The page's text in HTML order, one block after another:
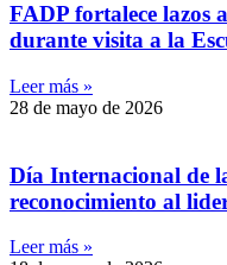
FADP fortalece lazos
durante visita a la
Leer más »
28 de mayo de 2026
Día Internacional de
reconocimiento al
Leer más »